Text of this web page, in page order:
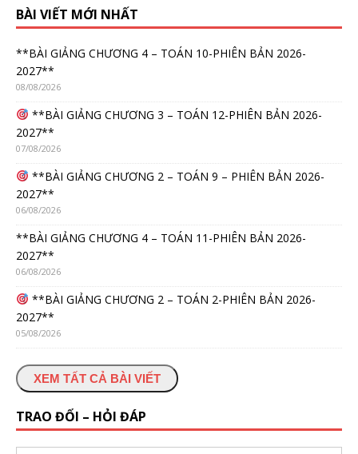
BÀI VIẾT MỚI NHẤT
**BÀI GIẢNG CHƯƠNG 4 – TOÁN 10-PHIÊN BẢN 2026-
2027**
08/08/2026
**BÀI GIẢNG CHƯƠNG 3 – TOÁN 12-PHIÊN BẢN 2026-
2027**
07/08/2026
**BÀI GIẢNG CHƯƠNG 2 – TOÁN 9 – PHIÊN BẢN 2026-
2027**
06/08/2026
**BÀI GIẢNG CHƯƠNG 4 – TOÁN 11-PHIÊN BẢN 2026-
2027**
06/08/2026
**BÀI GIẢNG CHƯƠNG 2 – TOÁN 2-PHIÊN BẢN 2026-
2027**
05/08/2026
XEM TẤT CẢ BÀI VIẾT
TRAO ĐỔI – HỎI ĐÁP